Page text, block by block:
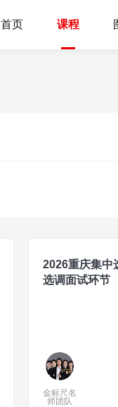
首页 课程
2026重庆集中
选调面试环节
金标尺名
师团队